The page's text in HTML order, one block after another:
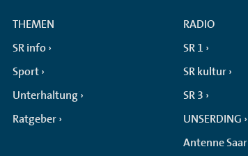
THEMEN
SR info
Sport
Unterhaltung
Ratgeber
RADIO
SR 1
SR kultur
SR 3
UNSERDING
Antenne Saar